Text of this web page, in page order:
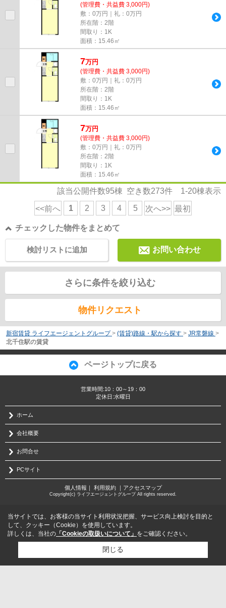
(管理費・共益費 3,000円)
敷：0万円｜礼：0万円
所在階：2階
間取り：1K
面積：15.46㎡
7万円
(管理費・共益費 3,000円)
敷：0万円｜礼：0万円
所在階：2階
間取り：1K
面積：15.46㎡
7万円
(管理費・共益費 3,000円)
敷：0万円｜礼：0万円
所在階：2階
間取り：1K
面積：15.46㎡
該当公開件数95棟 空き数273件 1-20棟表示
<<前へ 1 2 3 4 5 次へ>> 最初
チェックした物件をまとめて
お問い合わせ
検討リストに追加
さらに条件を絞り込む
物件リクエスト
新宿賃貸 ライフエージェントグループ > (賃貸)路線・駅から探す > JR常磐線 >
北千住駅の賃貸
ページトップに戻る
営業時間:10：00～19：00
定休日:水曜日
ホーム
会社概要
お問合せ
PCサイト
個人情報 ｜ 利用規約｜ アクセスマップ
Copyright(c) ライフエージェントグループ All rights reserved.
当サイトでは、お客様の当サイト利用状況把握、サービス向上検討を目的と
して、クッキー（Cookie）を使用しています。
詳しくは、当社の 「Cookieの取扱いについて」 をご確認ください。
閉じる